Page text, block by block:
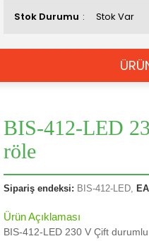
Stok Durumu Stok Var
BIS-412-LED
röle
Sipariş endeksi: BIS-412-LED,
Ürün Açıklaması
BIS-412-LED 230 V Çift